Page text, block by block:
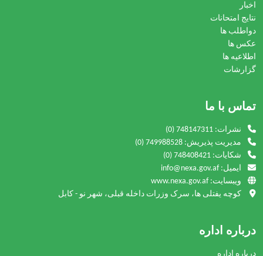
اخبار
نتایج امتحانات
دواطلب ها
عکس ها
اطلاعیه ها
گزارشات
تماس با ما
نشرات: (0) 748147311
مدیریت پذیریش: (0) 749988528
شکایات: (0) 748408421
ایمیل: info@nexa.gov.af
ویبسایت: www.nexa.gov.af
کوچه یفتلی ها، سرک وزرات داخله قبلی، شهر نو - کابل
درباره اداره
درباره اداره